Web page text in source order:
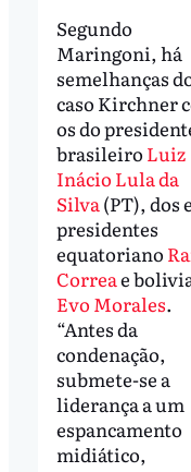
Segundo
Maringoni, há
semelhanças
caso Kirchner
os do
brasileiro Luiz
Inácio Lula da
Silva (PT), dos
presidentes
equatoriano
Correae
Evo Morales.
“Antes da
condenação,
submete-se a
liderança a um
espancamento
midiático,